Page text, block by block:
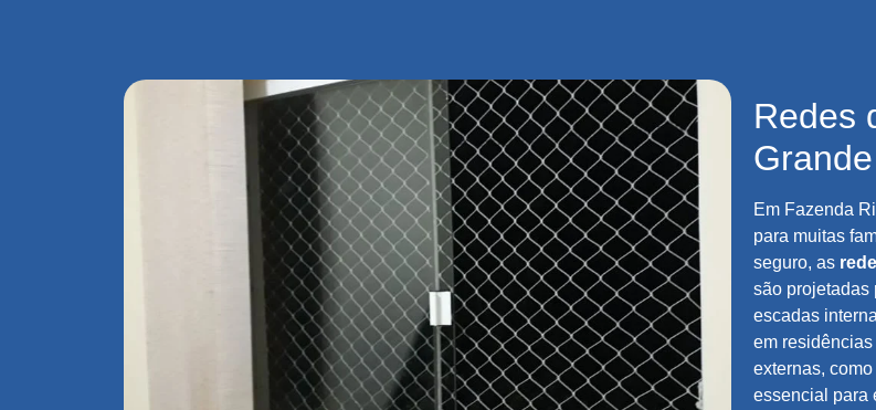
Redes
Grande
Em Fazenda
para muitas
seguro, as
são projetadas
escadas
em
externas,
essencial para